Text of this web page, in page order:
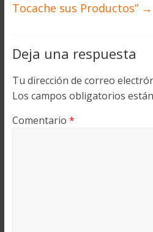
Tocache sus Productos” →
Deja una respuesta
Tu dirección de correo
Los campos obligatorios
Comentario *